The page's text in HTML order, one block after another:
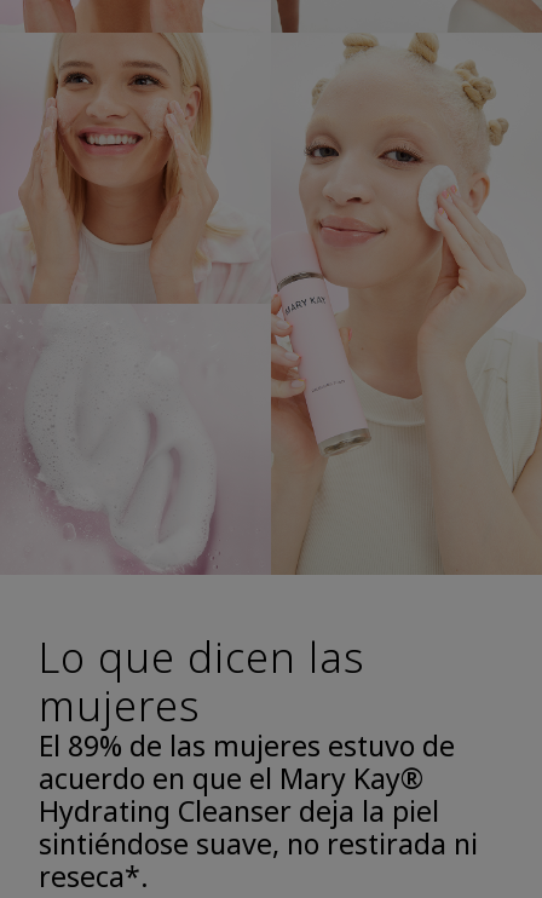
Lo que dicen las
mujeres
El 89% de las mujeres estuvo de
acuerdo en que el Mary Kay®
Hydrating Cleanser deja la piel
sintiéndose suave, no restirada ni
reseca*.